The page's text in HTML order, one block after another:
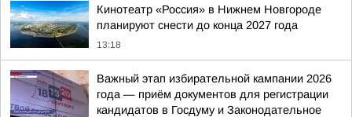
Кинотеатр «Россия» в Нижнем Новгороде
планируют снести до конца 2027 года
13:18
Важный этап избирательной кампании 2026
года — приём документов для регистрации
кандидатов в Госдуму и Законодательное